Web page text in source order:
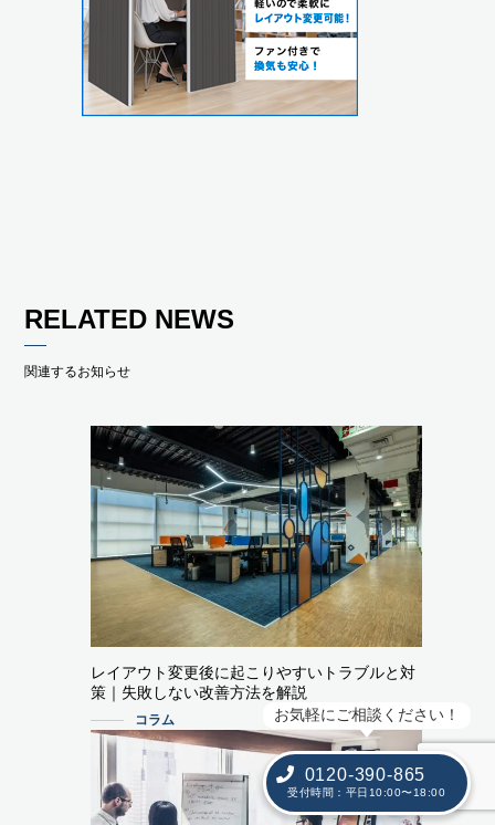
お気軽にご相談ください！
0120-390-865
受付時間：平日10:00〜18:00
RELATED NEWS
関連するお知らせ
レイアウト変更後に起こりやすいトラブルと対
策｜失敗しない改善方法を解説
コラム